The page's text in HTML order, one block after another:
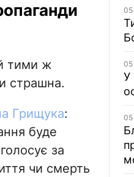
тими ж
страшна.
Грищука:
буде
за
чи смерть
05
05
У
05